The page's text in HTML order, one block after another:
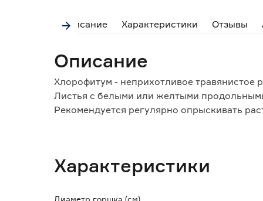
Описание Характеристики Отзывы
Описание
Хлорофитум - неприхотливое травянистое
Листья с белыми или желтыми
Рекомендуется регулярно опрыскивать
Характеристики
Диаметр горшка (см)